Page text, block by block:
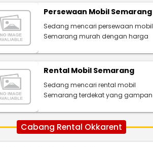
Persewaan Mobil Semarang
Sedang mencari persewaan mobil
Semarang murah dengan harga
Rental Mobil Semarang
Sedang mencari rental mobil
Semarang terdekat yang gampan
Cabang Rental Okkarent